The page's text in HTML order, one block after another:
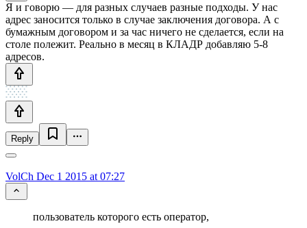
Я и говорю — для разных случаев разные подходы. У нас
адрес заносится только в случае заключения договора. А с
бумажным договором и за час ничего не сделается, если на
столе полежит. Реально в месяц в КЛАДР добавляю 5-8
адресов.
Reply
VolCh Dec 1 2015 at 07:27
пользователь которого есть оператор,